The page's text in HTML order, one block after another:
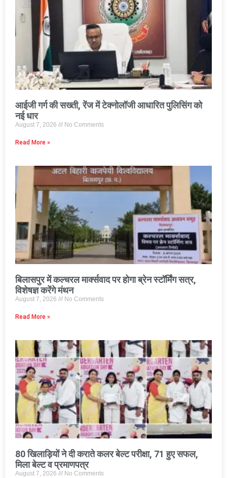
आईजी गर्ग की सख्ती, रेंज में टेक्नोलॉजी आधारित पुलिसिंग को
नई धार
August 7, 2026 No Comments
Read More »
बिलासपुर में कल्चरल मार्क्सवाद पर होगा ब्रेन स्टॉर्मिंग सत्र,
विशेषज्ञ करेंगे मंथन
August 7, 2026 No Comments
Read More »
80 खिलाड़ियों ने दी कराते कलर बेल्ट परीक्षा, 71 हुए सफल,
मिला बेल्ट व प्रमाणपत्र
August 7, 2026 No Comments